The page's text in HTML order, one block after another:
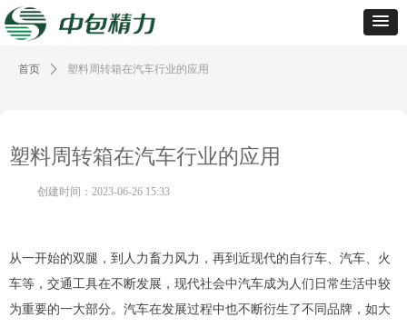
塑料周转箱在汽车行业的应用
从一开始的双腿，到人力畜力风力，再到近现代的自行车、汽车、火
车等，交通工具在不断发展，现代社会中汽车成为人们日常生活中较
为重要的一大部分。汽车在发展过程中也不断衍生了不同品牌，如大
创建时间： 2023-06-26 15:33
首页 ꄲ 塑料周转箱在汽车行业的应用